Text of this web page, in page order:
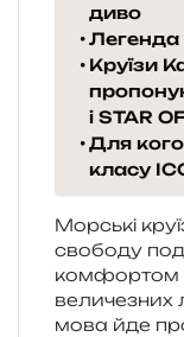
диво
Легенда
Круїзи
і STAR
Для кого
класу
Морські
сво­бо­ду
ком­фор­том
вели­че­зних
мова йде